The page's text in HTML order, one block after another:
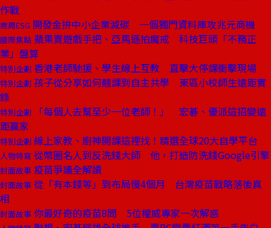
作戰
商周ESG 開發金拚中小企業減碳 一個獨門資料庫攻兆元商機
國際焦點 蘋果賣遊戲手把、亞馬遜拍魔戒 科技巨頭「不務正
業」盤算
特別企劃 香港老師馳援、學生線上互教 直擊大停課衝擊現場
特別企劃 孩子從分享如何翹課到自主共學 東區小校師生遠距實
錄
特別企劃
「每個人去幫至少一位老師！」 宏碁、優派這招變遠
距贏家
特別企劃 線上家教、廚神開課這裡找！精選全球20大自學平台
人物特寫 從幣圈名人到反洗錢大師 他，打造防洗錢Google引擎
封面故事 疫苗爭議全解讀
封面故事 從「有本錢等」到布局慢4個月 台灣疫苗戰略落後真
相
封面故事 你最好奇的疫苗8問 5位權威專家一次解惑